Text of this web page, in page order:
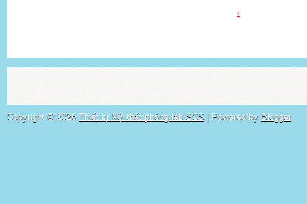
‹
Copyright © 2026 Thiết bị Nội thất phòng lab SCS | Powered by Blogger